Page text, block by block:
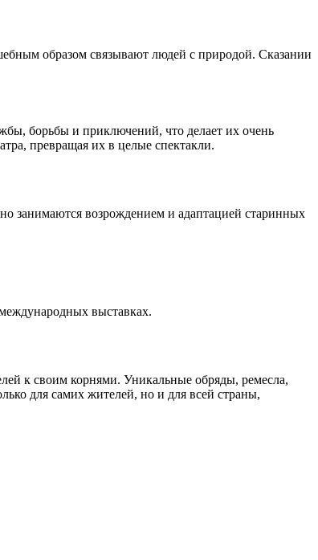
образом связывают людей с природой. Сказании
борьбы и приключений, что делает их очень
превращая их в целые спектакли.
занимаются возрождением и адаптацией старинных
выставках.
к своим корнями. Уникальные обряды, ремесла,
для самих жителей, но и для всей страны,